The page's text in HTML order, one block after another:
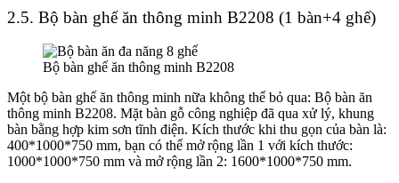
2.5. Bộ bàn ghế ăn thông minh B2208 (1 bàn+4 ghế)
Bộ bàn ghế ăn thông minh B2208
Một bộ bàn ghế ăn thông minh nữa không thể bỏ qua: Bộ bàn ăn
thông minh B2208. Mặt bàn gỗ công nghiệp đã qua xử lý, khung
bàn bằng hợp kim sơn tĩnh điện. Kích thước khi thu gọn của bàn là:
400*1000*750 mm, bạn có thể mở rộng lần 1 với kích thước:
1000*1000*750 mm và mở rộng lần 2: 1600*1000*750 mm.